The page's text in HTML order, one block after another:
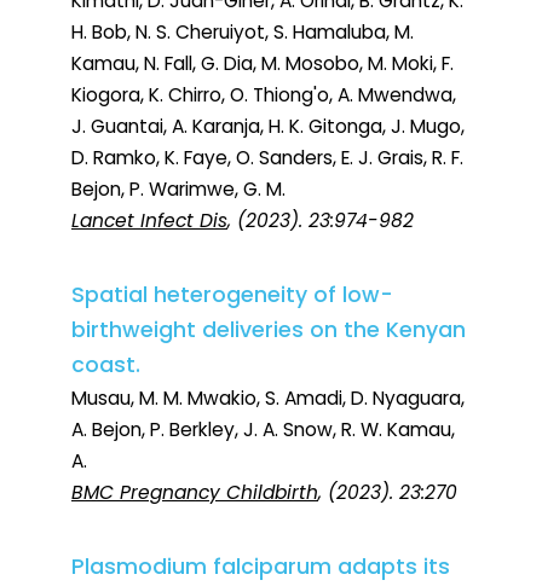
H. Bob, N. S. Cheruiyot, S. Hamaluba, M.
Kamau, N. Fall, G. Dia, M. Mosobo, M. Moki, F.
Kiogora, K. Chirro, O. Thiong'o, A. Mwendwa,
J. Guantai, A. Karanja, H. K. Gitonga, J. Mugo,
D. Ramko, K. Faye, O. Sanders, E. J. Grais, R. F.
Bejon, P. Warimwe, G. M.
Lancet Infect Dis, (2023). 23:974-982
Spatial heterogeneity of low-
birthweight deliveries on the Kenyan
coast.
Musau, M. M. Mwakio, S. Amadi, D. Nyaguara,
A. Bejon, P. Berkley, J. A. Snow, R. W. Kamau,
A.
BMC Pregnancy Childbirth, (2023). 23:270
Plasmodium falciparum adapts its